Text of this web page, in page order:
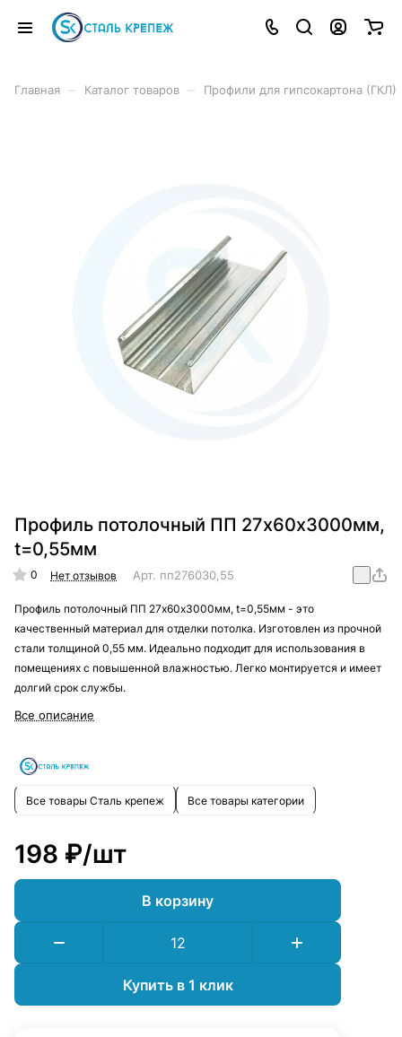
Главная Каталог товаров Профили для гипсокартона (ГКЛ)
Профиль потолочный ПП 27х60х3000мм,
t=0,55мм
0 Нет отзывов Арт. пп276030,55
Профиль потолочный ПП 27х60х3000мм, t=0,55мм - это
качественный материал для отделки потолка. Изготовлен из прочной
стали толщиной 0,55 мм. Идеально подходит для использования в
помещениях с повышенной влажностью. Легко монтируется и имеет
долгий срок службы.
Все описание
Все товары Сталь крепеж Все товары категории
198 ₽/шт
В корзину
Купить в 1 клик